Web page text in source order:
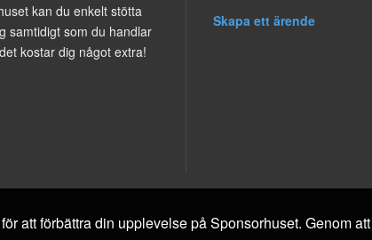
kan du enkelt stötta
samtidigt som du handlar
kostar dig något extra!
Skapa ett ärende
att förbättra din upplevelse på Sponsorhuset. Genom